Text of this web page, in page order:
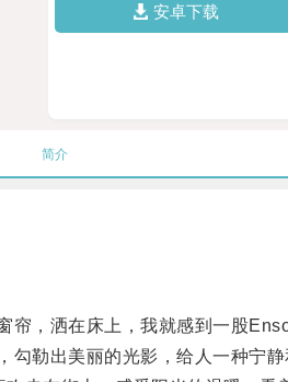
安卓下载
简介
，洒在床上，我就感到一股
勒出美丽的光影，给人一种宁静